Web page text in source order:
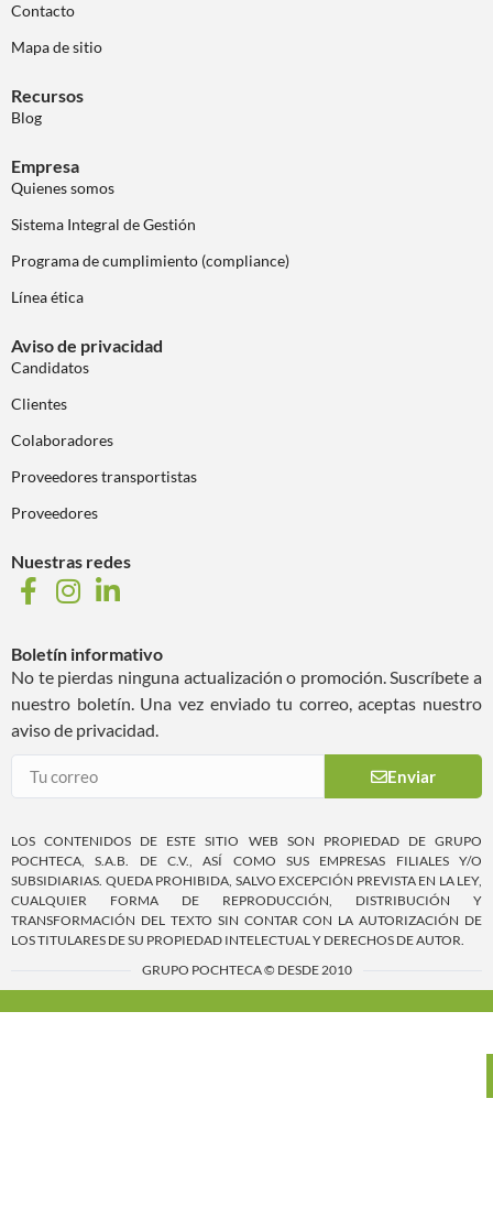
Contacto
Mapa de sitio
Recursos
Blog
Empresa
Quienes somos
Sistema Integral de Gestión
Programa de cumplimiento (compliance)
Línea ética
Aviso de privacidad
Candidatos
Clientes
Colaboradores
Proveedores transportistas
Proveedores
Nuestras redes
Boletín informativo
No te pierdas ninguna actualización o promoción. Suscríbete a
nuestro boletín. Una vez enviado tu correo, aceptas nuestro
aviso de privacidad.
Enviar
LOS CONTENIDOS DE ESTE SITIO WEB SON PROPIEDAD DE GRUPO
POCHTECA, S.A.B. DE C.V., ASÍ COMO SUS EMPRESAS FILIALES Y/O
SUBSIDIARIAS. QUEDA PROHIBIDA, SALVO EXCEPCIÓN PREVISTA EN LA LEY,
CUALQUIER FORMA DE REPRODUCCIÓN, DISTRIBUCIÓN Y
TRANSFORMACIÓN DEL TEXTO SIN CONTAR CON LA AUTORIZACIÓN DE
LOS TITULARES DE SU PROPIEDAD INTELECTUAL Y DERECHOS DE AUTOR.
GRUPO POCHTECA © DESDE 2010